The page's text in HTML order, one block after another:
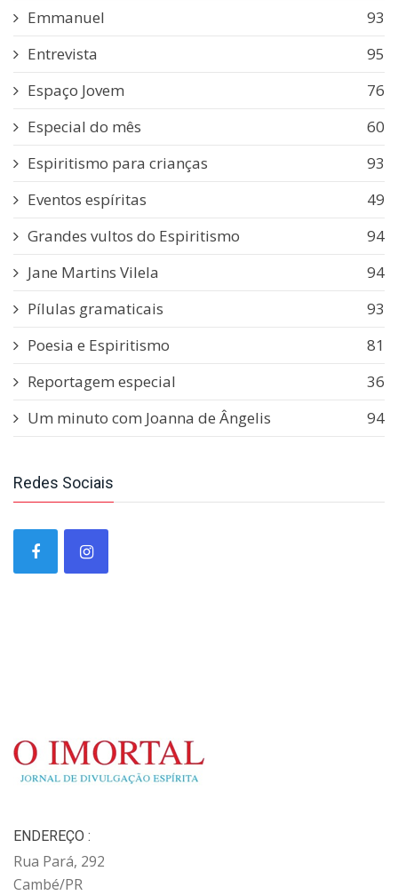
Emmanuel
93
Entrevista
95
Espaço Jovem
76
Especial do mês
60
Espiritismo para crianças
93
Eventos espíritas
49
Grandes vultos do Espiritismo
94
Jane Martins Vilela
94
Pílulas gramaticais
93
Poesia e Espiritismo
81
Reportagem especial
36
Um minuto com Joanna de Ângelis
94
Redes Sociais
ENDEREÇO :
Rua Pará, 292
Cambé/PR